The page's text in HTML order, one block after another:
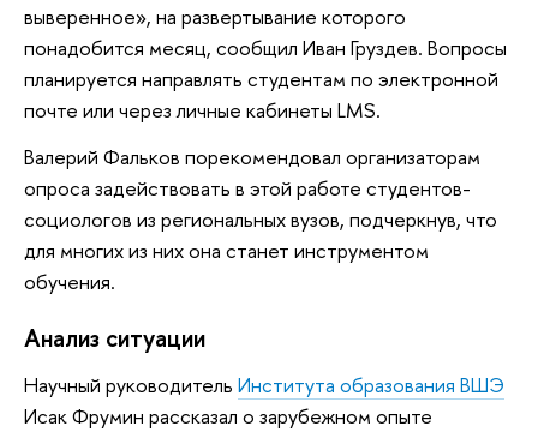
выверенное», на развертывание которого
понадобится месяц, сообщил Иван Груздев. Вопросы
планируется направлять студентам по электронной
почте или через личные кабинеты LMS.
Валерий Фальков порекомендовал организаторам
опроса задействовать в этой работе студентов-
социологов из региональных вузов, подчеркнув, что
для многих из них она станет инструментом
обучения.
Анализ ситуации
Научный руководитель Института образования ВШЭ
Исак Фрумин рассказал о зарубежном опыте